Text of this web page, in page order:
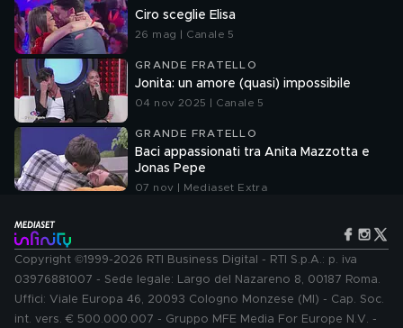
Ciro sceglie Elisa
26 mag | Canale 5
GRANDE FRATELLO
Jonita: un amore (quasi) impossibile
04 nov 2025 | Canale 5
GRANDE FRATELLO
Baci appassionati tra Anita Mazzotta e
Jonas Pepe
07 nov | Mediaset Extra
Copyright ©1999-2026 RTI Business Digital - RTI S.p.A.: p. iva
03976881007 - Sede legale: Largo del Nazareno 8, 00187 Roma.
Uffici: Viale Europa 46, 20093 Cologno Monzese (MI) - Cap. Soc.
int. vers. € 500.000.007 - Gruppo MFE Media For Europe N.V. -